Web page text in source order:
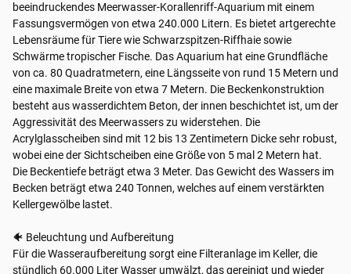
beeindruckendes Meerwasser-Korallenriff-Aquarium mit einem
Fassungsvermögen von etwa 240.000 Litern. Es bietet artgerechte
Lebensräume für Tiere wie Schwarzspitzen-Riffhaie sowie
Schwärme tropischer Fische. Das Aquarium hat eine Grundfläche
von ca. 80 Quadratmetern, eine Längsseite von rund 15 Metern und
eine maximale Breite von etwa 7 Metern. Die Beckenkonstruktion
besteht aus wasserdichtem Beton, der innen beschichtet ist, um der
Aggressivität des Meerwassers zu widerstehen. Die
Acrylglasscheiben sind mit 12 bis 13 Zentimetern Dicke sehr robust,
wobei eine der Sichtscheiben eine Größe von 5 mal 2 Metern hat.
Die Beckentiefe beträgt etwa 3 Meter. Das Gewicht des Wassers im
Becken beträgt etwa 240 Tonnen, welches auf einem verstärkten
Kellergewölbe lastet.
🐠 Beleuchtung und Aufbereitung
Für die Wasseraufbereitung sorgt eine Filteranlage im Keller, die
stündlich 60.000 Liter Wasser umwälzt, das gereinigt und wieder